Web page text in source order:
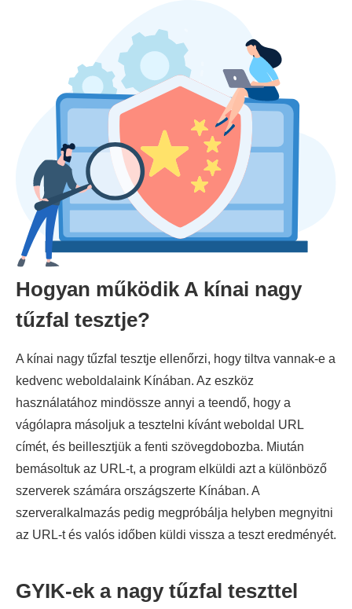
Hogyan működik A kínai nagy
tűzfal tesztje?
A kínai nagy tűzfal tesztje ellenőrzi, hogy tiltva vannak-e a
kedvenc weboldalaink Kínában. Az eszköz
használatához mindössze annyi a teendő, hogy a
vágólapra másoljuk a tesztelni kívánt weboldal URL
címét, és beillesztjük a fenti szövegdobozba. Miután
bemásoltuk az URL-t, a program elküldi azt a különböző
szerverek számára országszerte Kínában. A
szerveralkalmazás pedig megpróbálja helyben megnyitni
az URL-t és valós időben küldi vissza a teszt eredményét.
GYIK-ek a nagy tűzfal teszttel